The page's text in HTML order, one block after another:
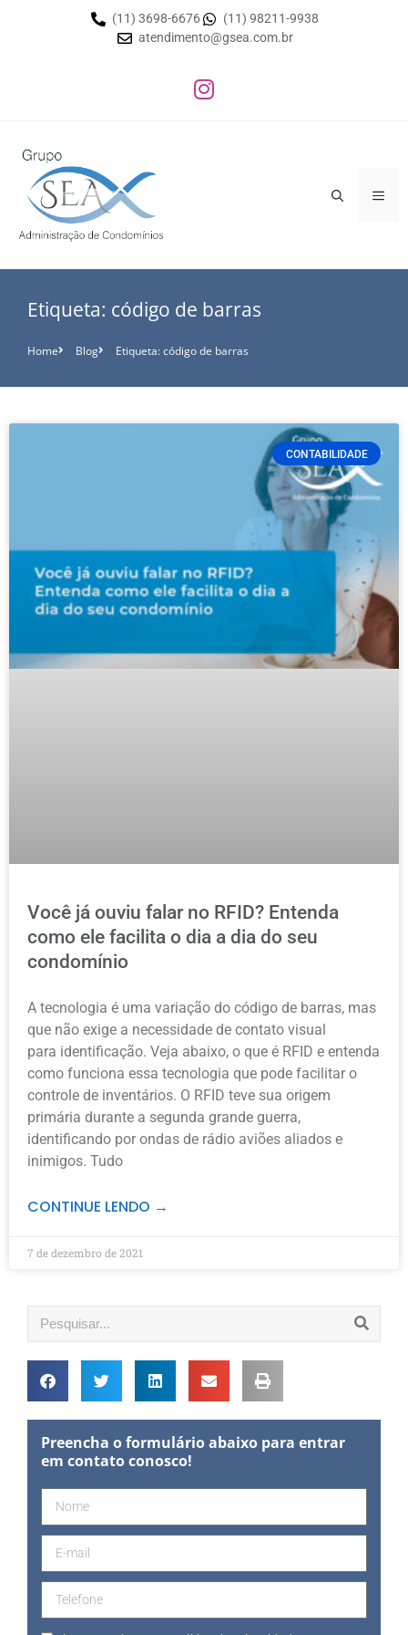
(11) 3698-6676
(11) 98211-9938
atendimento@gsea.com.br
Etiqueta: código de barras
Home Blog Etiqueta: código de barras
CONTABILIDADE
Você já ouviu falar no RFID? Entenda
como ele facilita o dia a dia do seu
condomínio
A tecnologia é uma variação do código de barras, mas
que não exige a necessidade de contato visual
para identificação. Veja abaixo, o que é RFID e entenda
como funciona essa tecnologia que pode facilitar o
controle de inventários. O RFID teve sua origem
primária durante a segunda grande guerra,
identificando por ondas de rádio aviões aliados e
inimigos. Tudo
CONTINUE LENDO →
7 de dezembro de 2021
Preencha o formulário abaixo para entrar
em contato conosco!